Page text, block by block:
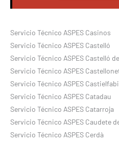
Servicio Técnico ASPES Casinos
Servicio Técnico ASPES Castelló
Servicio Técnico ASPES Castelló
Servicio Técnico ASPES
Servicio Técnico ASPES
Servicio Técnico ASPES Catadau
Servicio Técnico ASPES Catarroja
Servicio Técnico ASPES Caudete
Servicio Técnico ASPES Cerdà